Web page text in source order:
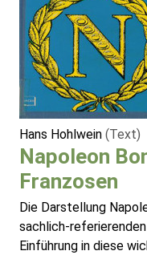
Hans Hohlwein (Text)
Napoleon
Franzosen
Die Darstellung
sachlich-
Einführung in diese